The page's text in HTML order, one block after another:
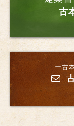
古
ー古